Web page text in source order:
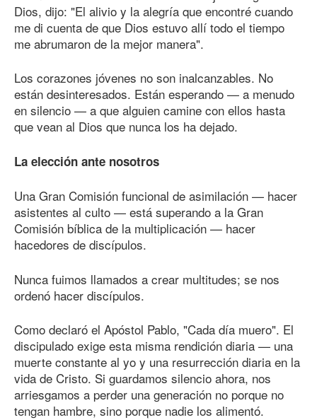
Dios, dijo: "El alivio y la alegría que encontré cuando
me di cuenta de que Dios estuvo allí todo el tiempo
me abrumaron de la mejor manera".
Los corazones jóvenes no son inalcanzables. No
están desinteresados. Están esperando — a menudo
en silencio — a que alguien camine con ellos hasta
que vean al Dios que nunca los ha dejado.
La elección ante nosotros
Una Gran Comisión funcional de asimilación — hacer
asistentes al culto — está superando a la Gran
Comisión bíblica de la multiplicación — hacer
hacedores de discípulos.
Nunca fuimos llamados a crear multitudes; se nos
ordenó hacer discípulos.
Como declaró el Apóstol Pablo, "Cada día muero". El
discipulado exige esta misma rendición diaria — una
muerte constante al yo y una resurrección diaria en la
vida de Cristo. Si guardamos silencio ahora, nos
arriesgamos a perder una generación no porque no
tengan hambre, sino porque nadie los alimentó.